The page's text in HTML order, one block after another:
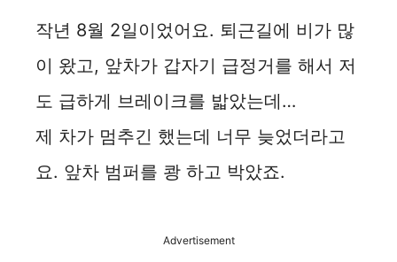
작년 8월 2일이었어요. 퇴근길에 비가 많
이 왔고, 앞차가 갑자기 급정거를 해서 저
도 급하게 브레이크를 밟았는데…
제 차가 멈추긴 했는데 너무 늦었더라고
요. 앞차 범퍼를 쾅 하고 박았죠.
Advertisement